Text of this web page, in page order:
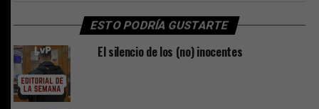
ESTO PODRÍA GUSTARTE
El silencio de los (no) inocentes